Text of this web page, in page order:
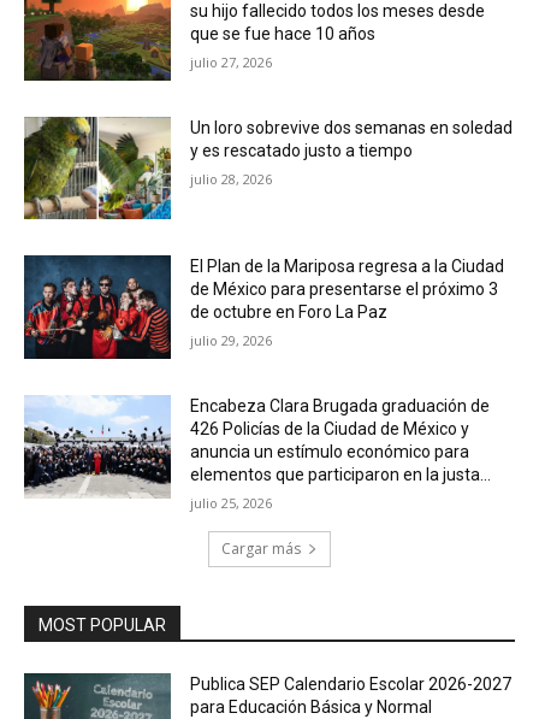
su hijo fallecido todos los meses desde
que se fue hace 10 años
julio 27, 2026
Un loro sobrevive dos semanas en soledad
y es rescatado justo a tiempo
julio 28, 2026
El Plan de la Mariposa regresa a la Ciudad
de México para presentarse el próximo 3
de octubre en Foro La Paz
julio 29, 2026
Encabeza Clara Brugada graduación de
426 Policías de la Ciudad de México y
anuncia un estímulo económico para
elementos que participaron en la justa...
julio 25, 2026
Cargar más
MOST POPULAR
Publica SEP Calendario Escolar 2026-2027
para Educación Básica y Normal